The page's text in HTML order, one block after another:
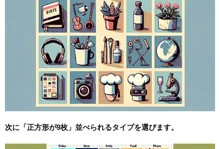
次に「正方形が9枚」並べられるタイプを選びます。